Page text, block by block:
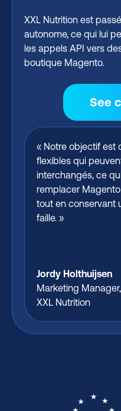
XXL Nutrition est
autonome, ce qui lui
les appels API vers
boutique Magento.
See
« Notre objectif est
flexibles qui
interchangés, ce
remplacer
tout en conservant
faille. »
Jordy Holthuijsen
Marketing Manager,
XXL Nutrition